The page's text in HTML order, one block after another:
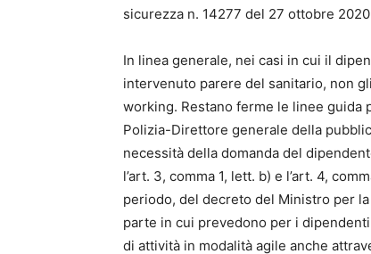
sicurezza n. 14277 del 27 ottobre
In linea generale, nei casi in cui il
intervenuto parere del sanitario, non
working. Restano ferme le linee guida
Polizia-Direttore generale della
necessità della domanda del
l’art. 3, comma 1, lett. b) e l’art. 4,
periodo, del decreto del Ministro per
parte in cui prevedono per i
di attività in modalità agile anche